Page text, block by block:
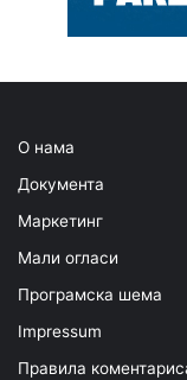
О нама
Документа
Маркетинг
Мали огласи
Програмска шема
Impressum
Правила